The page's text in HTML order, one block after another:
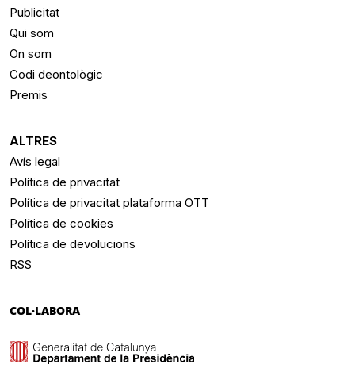
Publicitat
Qui som
On som
Codi deontològic
Premis
ALTRES
Avís legal
Política de privacitat
Política de privacitat plataforma OTT
Política de cookies
Política de devolucions
RSS
COL·LABORA